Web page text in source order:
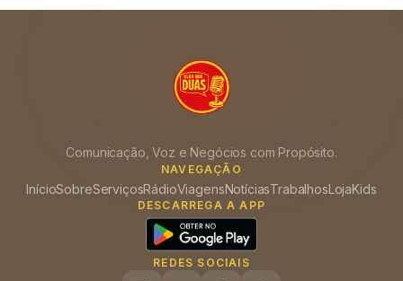
Comunicação, Voz e Negócios com Propósito.
NAVEGAÇÃO
InícioSobreServiçosRádioViagensNotíciasTrabalhosLojaKids
DESCARREGA A APP
REDES SOCIAIS